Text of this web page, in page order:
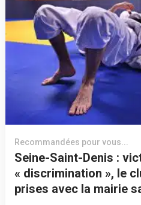
Recommandées pour vous...
Seine-Saint-Denis :
« discrimination », le
prises avec la mairie